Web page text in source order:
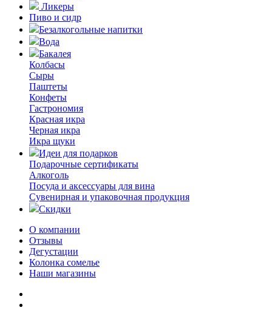
Ликеры
Пиво и сидр
Безалкогольные напитки
Вода
Бакалея
Колбасы
Сыры
Паштеты
Конфеты
Гастрономия
Красная икра
Черная икра
Икра щуки
Идеи для подарков
Подарочные сертификаты
Алкоголь
Посуда и аксессуары для вина
Сувенирная и упаковочная продукция
Скидки
О компании
Отзывы
Дегустации
Колонка сомелье
Наши магазины